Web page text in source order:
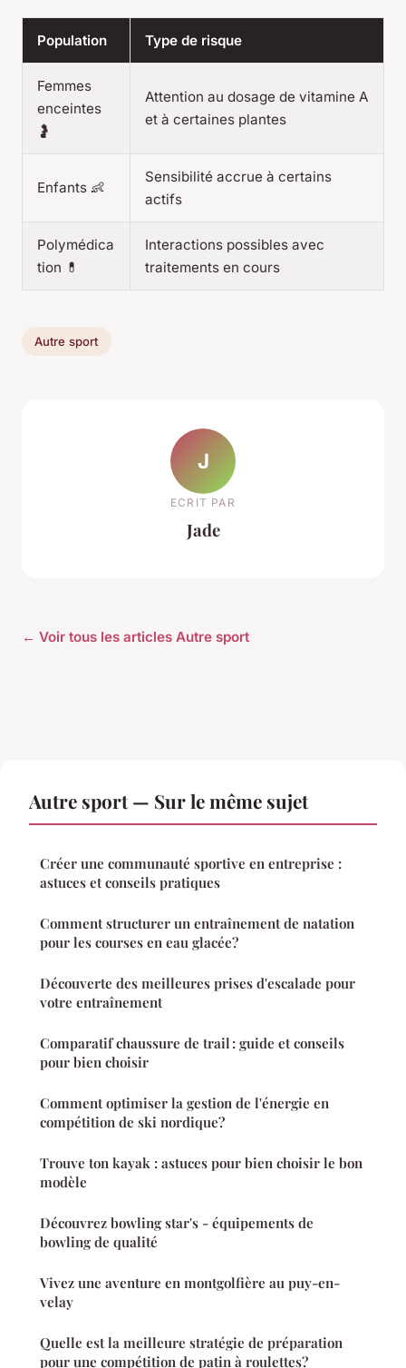
Population Type de risque
Femmes
enceintes
🤰
Attention au dosage de vitamine A
et à certaines plantes
Enfants 👶
Sensibilité accrue à certains
actifs
Polymédica
tion 💊
Interactions possibles avec
traitements en cours
Autre sport
J
ECRIT PAR
Jade
← Voir tous les articles Autre sport
Autre sport — Sur le même sujet
Créer une communauté sportive en entreprise :
astuces et conseils pratiques
Comment structurer un entraînement de natation
pour les courses en eau glacée?
Découverte des meilleures prises d'escalade pour
votre entraînement
Comparatif chaussure de trail : guide et conseils
pour bien choisir
Comment optimiser la gestion de l'énergie en
compétition de ski nordique?
Trouve ton kayak : astuces pour bien choisir le bon
modèle
Découvrez bowling star's - équipements de
bowling de qualité
Vivez une aventure en montgolfière au puy-en-
velay
Quelle est la meilleure stratégie de préparation
pour une compétition de patin à roulettes?